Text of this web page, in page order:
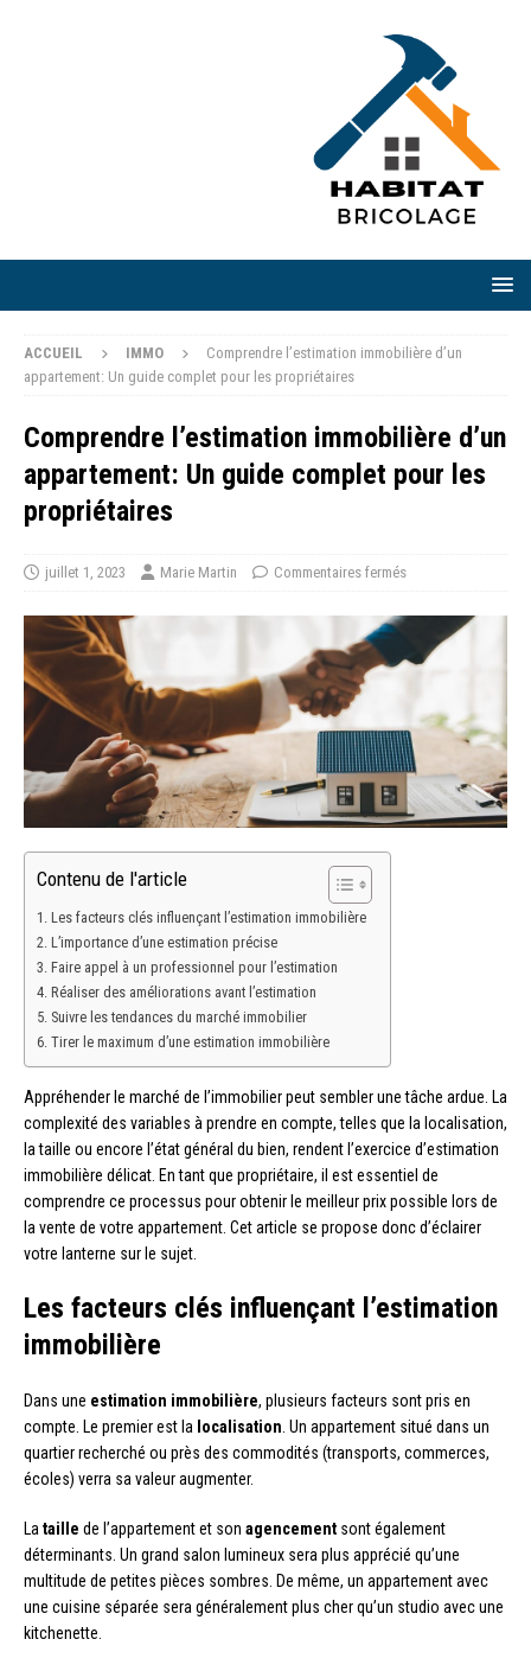
ACCUEIL IMMO
Comprendre l’estimation immobilière d’un
appartement: Un guide complet pour les propriétaires
Comprendre l’estimation immobilière d’un
appartement: Un guide complet pour les
propriétaires
juillet 1, 2023 Marie Martin Commentaires fermés
Contenu de l'article
Les facteurs clés influençant l’estimation immobilière
L’importance d’une estimation précise
Faire appel à un professionnel pour l’estimation
Réaliser des améliorations avant l’estimation
Suivre les tendances du marché immobilier
Tirer le maximum d’une estimation immobilière
Appréhender le marché de l’immobilier peut sembler une tâche ardue. La
complexité des variables à prendre en compte, telles que la localisation,
la taille ou encore l’état général du bien, rendent l’exercice d’estimation
immobilière délicat. En tant que propriétaire, il est essentiel de
comprendre ce processus pour obtenir le meilleur prix possible lors de
la vente de votre appartement. Cet article se propose donc d’éclairer
votre lanterne sur le sujet.
Les facteurs clés influençant l’estimation
immobilière
Dans une estimation immobilière, plusieurs facteurs sont pris en
compte. Le premier est la localisation . Un appartement situé dans un
quartier recherché ou près des commodités (transports, commerces,
écoles) verra sa valeur augmenter.
La taille de l’appartement et son agencement sont également
déterminants. Un grand salon lumineux sera plus apprécié qu’une
multitude de petites pièces sombres. De même, un appartement avec
une cuisine séparée sera généralement plus cher qu’un studio avec une
kitchenette.